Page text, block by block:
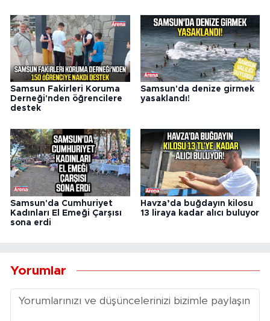
Samsun Fakirleri Koruma
Derneği'nden öğrencilere
destek
Samsun'da denize girmek
yasaklandı!
Samsun'da Cumhuriyet
Kadınları El Emeği Çarşısı
sona erdi
Havza’da buğdayın kilosu
13 liraya kadar alıcı buluyor
Yorumlar